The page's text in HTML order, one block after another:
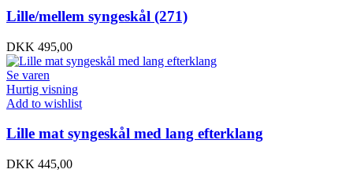
Lille/mellem syngeskål (271)
DKK 495,00
Se varen
Hurtig visning
Add to wishlist
Lille mat syngeskål med lang efterklang
DKK 445,00